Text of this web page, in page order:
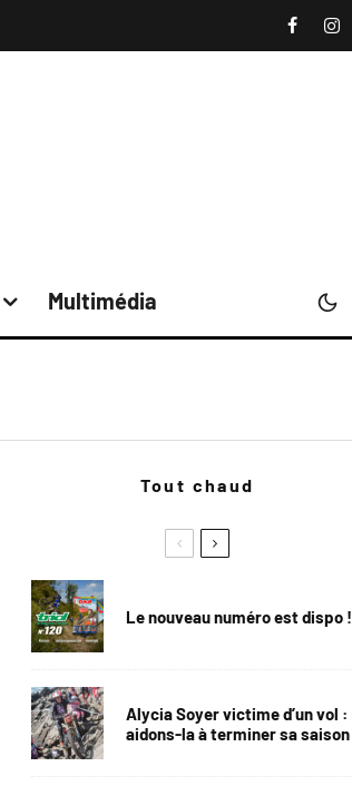
Multimédia
Tout chaud
Le nouveau numéro est dispo !
Alycia Soyer victime d’un vol :
aidons-la à terminer sa saison